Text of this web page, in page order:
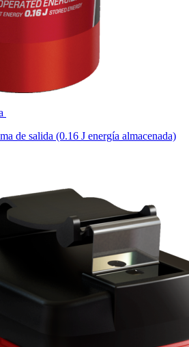
de salida (0.16 J energía almacenada)